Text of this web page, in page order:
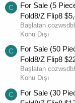
C
For Sale (5
Fold8/Z Flip8
Başlatan
Konu Dışı
C
For Sale (50
Fold8/Z Flip8
Başlatan
Konu Dışı
C
For Sale (30